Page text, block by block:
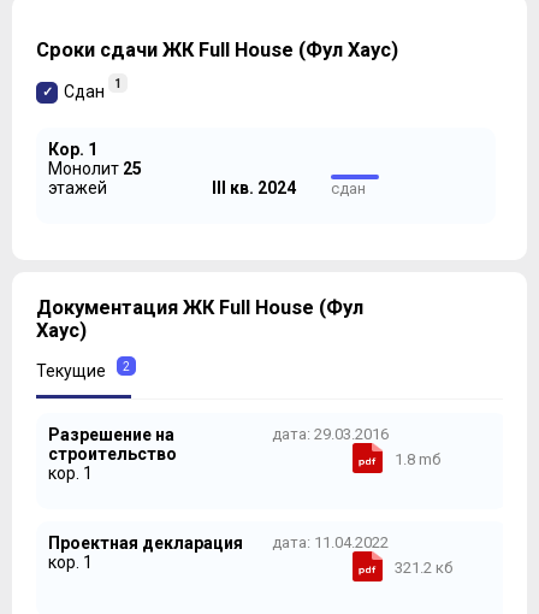
Сроки сдачи ЖК Full House (Фул Хаус)
Сдан 1
Кор. 1
Монолит 25
этажей
III кв. 2024 сдан
Документация ЖК Full House (Фул
Хаус)
Текущие 2
Разрешение на
строительство
кор. 1
дата: 29.03.2016
1.8 mб
Проектная декларация
кор. 1
дата: 11.04.2022
321.2 кб